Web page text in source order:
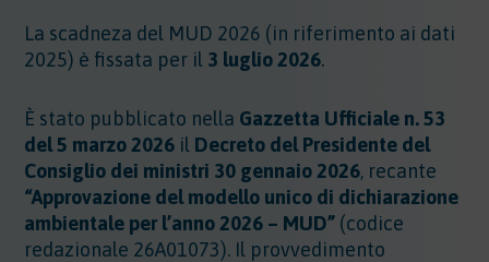
La scadneza del MUD 2026 (in riferimento ai dati
2025) è fissata per il 3 luglio 2026.
È stato pubblicato nella Gazzetta Ufficiale n. 53
del 5 marzo 2026 il Decreto del Presidente del
Consiglio dei ministri 30 gennaio 2026, recante
“Approvazione del modello unico di dichiarazione
ambientale per l’anno 2026 – MUD” (codice
redazionale 26A01073). Il provvedimento